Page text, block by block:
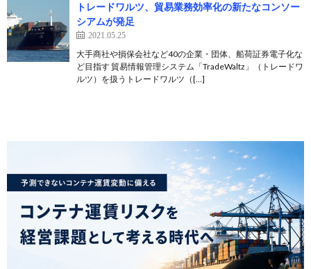
トレードワルツ、貿易業務効率化の新たなコンソー
シアムが発足
2021.05.25
大手商社や損保会社など40の企業・団体、船荷証券電子化な
ど目指す 貿易情報管理システム「TradeWaltz」（トレードワ
ルツ）を扱うトレードワルツ（[…]